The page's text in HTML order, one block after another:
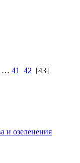
… 41 42 [43]